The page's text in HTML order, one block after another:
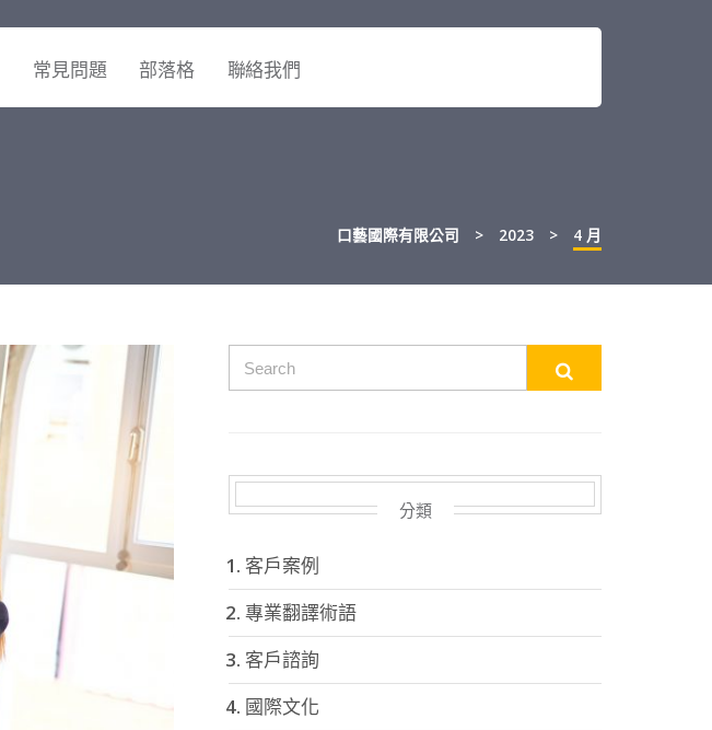
常見問題 部落格 聯絡我們
口藝國際有限公司 > 2023 > 4 月
分類
客戶案例
專業翻譯術語
客戶諮詢
國際文化